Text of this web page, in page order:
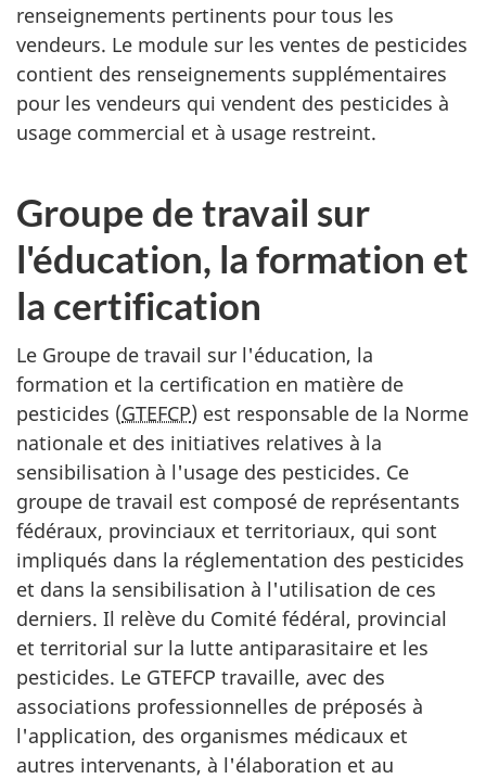
renseignements pertinents pour tous les
vendeurs. Le module sur les ventes de pesticides
contient des renseignements supplémentaires
pour les vendeurs qui vendent des pesticides à
usage commercial et à usage restreint.
Groupe de travail sur
l'éducation, la formation et
la certification
Le Groupe de travail sur l'éducation, la
formation et la certification en matière de
pesticides (GTEFCP) est responsable de la Norme
nationale et des initiatives relatives à la
sensibilisation à l'usage des pesticides. Ce
groupe de travail est composé de représentants
fédéraux, provinciaux et territoriaux, qui sont
impliqués dans la réglementation des pesticides
et dans la sensibilisation à l'utilisation de ces
derniers. Il relève du Comité fédéral, provincial
et territorial sur la lutte antiparasitaire et les
pesticides. Le GTEFCP travaille, avec des
associations professionnelles de préposés à
l'application, des organismes médicaux et
autres intervenants, à l'élaboration et au